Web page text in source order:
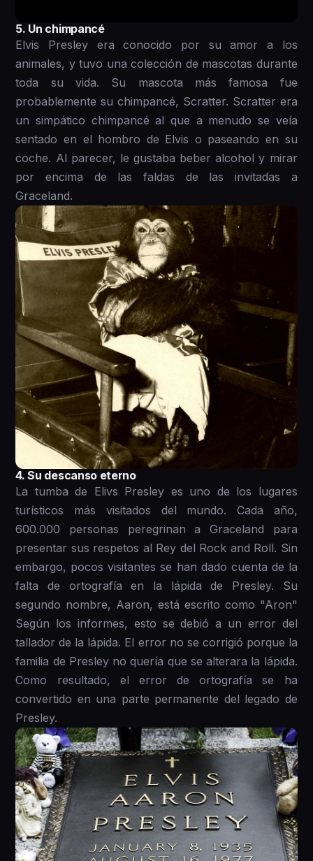
5. Un chimpancé
Elvis Presley era conocido por su amor a los
animales, y tuvo una colección de mascotas durante
toda su vida. Su mascota más famosa fue
probablemente su chimpancé, Scratter. Scratter era
un simpático chimpancé al que a menudo se veía
sentado en el hombro de Elvis o paseando en su
coche. Al parecer, le gustaba beber alcohol y mirar
por encima de las faldas de las invitadas a
Graceland.
4. Su descanso eterno
La tumba de Elivs Presley es uno de los lugares
turísticos más visitados del mundo. Cada año,
600.000 personas peregrinan a Graceland para
presentar sus respetos al Rey del Rock and Roll. Sin
embargo, pocos visitantes se han dado cuenta de la
falta de ortografía en la lápida de Presley. Su
segundo nombre, Aaron, está escrito como "Aron"
Según los informes, esto se debió a un error del
tallador de la lápida. El error no se corrigió porque la
familia de Presley no quería que se alterara la lápida.
Como resultado, el error de ortografía se ha
convertido en una parte permanente del legado de
Presley.